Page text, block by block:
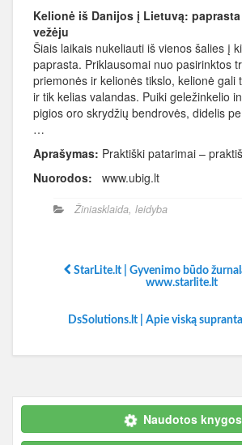
Kelionė iš Danijos į Lietuvą:
vežėju
Šiais laikais nukeliauti iš vienos šalies į
paprasta. Priklausomai nuo pasirinktos
priemonės ir kelionės tikslo, kelionė gali
ir tik kelias valandas. Puiki geležinkelio
pigios oro skrydžių bendrovės, didelis
…
Aprašymas: Praktiški patarimai –
Nuorodos: www.ubig.lt
Žiniasklaida, leidyba
StarLite.lt | Gyvenimo būdo
www.starlite.lt
DsSolutions.lt | Apie viską
Naudotos knygos